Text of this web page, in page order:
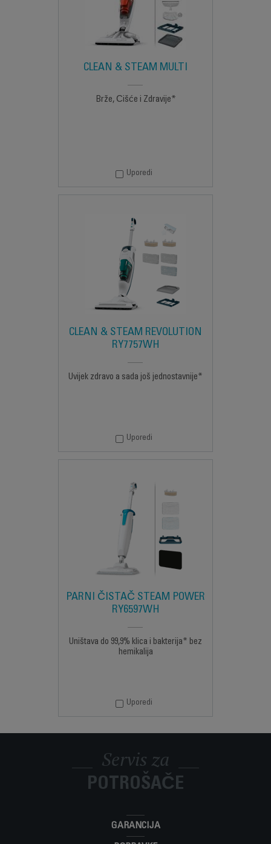
CLEAN & STEAM MULTI
Brže, Čišće i Zdravije*
Uporedi
CLEAN & STEAM REVOLUTION
RY7757WH
Uvijek zdravo a sada još jednostavnije*
Uporedi
PARNI ČISTAČ STEAM POWER
RY6597WH
Uništava do 99,9% klica i bakterija* bez
hemikalija
Uporedi
Servis za
POTROŠAČE
GARANCIJA